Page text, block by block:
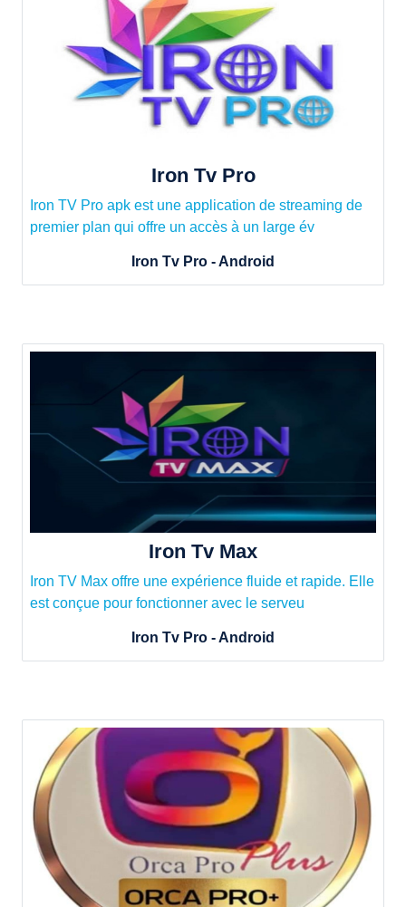
Iron Tv Pro
Iron TV Pro apk est une application de streaming de
premier plan qui offre un accès à un large év
Iron Tv Pro - Android
Iron Tv Max
Iron TV Max offre une expérience fluide et rapide. Elle
est conçue pour fonctionner avec le serveu
Iron Tv Pro - Android